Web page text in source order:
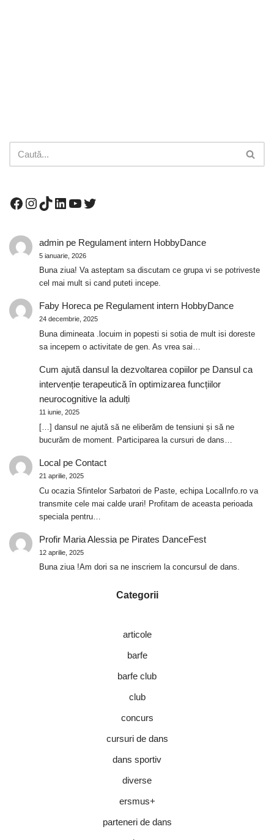
adminpe Regulament intern HobbyDance
5 ianuarie, 2026
Buna ziua! Va asteptam sa discutam ce grupa vi se potriveste
cel mai mult si cand puteti incepe.
Faby Horecape Regulament intern HobbyDance
24 decembrie, 2025
Buna dimineata .locuim in popesti si sotia de mult isi doreste
sa incepem o activitate de gen. As vrea sai…
Cum ajută dansul la dezvoltarea copiilorpe Dansul ca
intervenție terapeutică în optimizarea funcțiilor
neurocognitive la adulți
11 iunie, 2025
[…] dansul ne ajută să ne eliberăm de tensiuni și să ne
bucurăm de moment. Participarea la cursuri de dans…
Localpe Contact
21 aprilie, 2025
Cu ocazia Sfintelor Sarbatori de Paste, echipa LocalInfo.ro va
transmite cele mai calde urari! Profitam de aceasta perioada
speciala pentru…
Profir Maria Alessiape Pirates DanceFest
12 aprilie, 2025
Buna ziua !Am dori sa ne inscriem la concursul de dans.
Categorii
articole
barfe
barfe club
club
concurs
cursuri de dans
dans sportiv
diverse
ersmus+
parteneri de dans